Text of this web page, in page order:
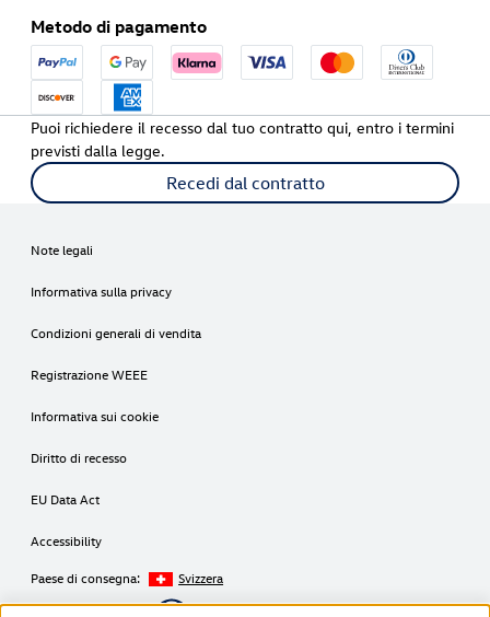
Metodo di pagamento
Puoi richiedere il recesso dal tuo contratto qui, entro i termini
previsti dalla legge.
Recedi dal contratto
Note legali
Informativa sulla privacy
Condizioni generali di vendita
Registrazione WEEE
Informativa sui cookie
Diritto di recesso
EU Data Act
Accessibility
Paese di consegna: Svizzera